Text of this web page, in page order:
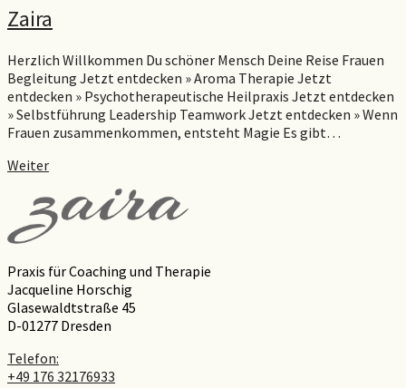
Zaira
Herzlich Willkommen Du schöner Mensch Deine Reise Frauen
Begleitung Jetzt entdecken » Aroma Therapie Jetzt
entdecken » Psychotherapeutische Heilpraxis Jetzt entdecken
» Selbstführung Leadership Teamwork Jetzt entdecken » Wenn
Frauen zusammenkommen, entsteht Magie Es gibt…
Weiter
Praxis für Coaching und Therapie
Jacqueline Horschig
Glasewaldtstraße 45
D-01277 Dresden
Telefon:
+49 176 32176933